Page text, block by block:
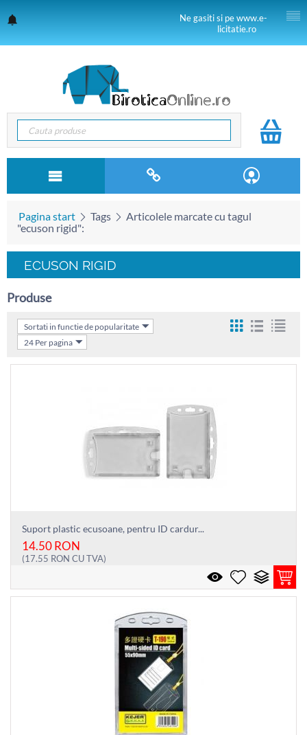
Ne gasiti si pe www.e-
licitatie.ro
Pagina start Tags
Articolele marcate cu tagul
"ecuson rigid":
ECUSON RIGID
Produse
Sortati in functie de popularitate
24 Per pagina
Suport plastic ecusoane, pentru ID cardur...
14.50RON
(17.55 RON CU TVA)